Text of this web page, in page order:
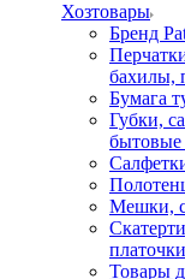
Хозтовары
Бренд
бахилы,
Бумага
Губки,
бытовые
Мешки,
платочки
Товары